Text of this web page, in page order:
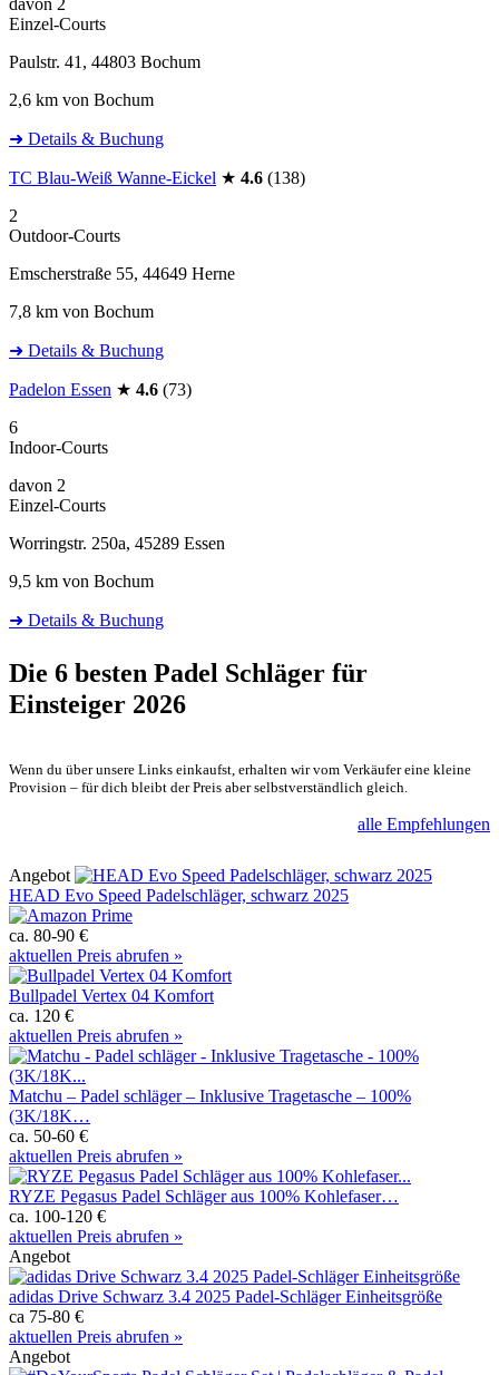
davon 2
Einzel-Courts
Paulstr. 41, 44803 Bochum
2,6 km von Bochum
➜ Details & Buchung
TC Blau-Weiß Wanne-Eickel ★ 4.6 (138)
2
Outdoor-Courts
Emscherstraße 55, 44649 Herne
7,8 km von Bochum
➜ Details & Buchung
Padelon Essen ★ 4.6 (73)
6
Indoor-Courts
davon 2
Einzel-Courts
Worringstr. 250a, 45289 Essen
9,5 km von Bochum
➜ Details & Buchung
Die 6 besten Padel Schläger für
Einsteiger 2026
Wenn du über unsere Links einkaufst, erhalten wir vom Verkäufer eine kleine
Provision – für dich bleibt der Preis aber selbstverständlich gleich.
alle Empfehlungen
Angebot
HEAD Evo Speed Padelschläger, schwarz 2025
ca. 80-90 €
aktuellen Preis abrufen »
Bullpadel Vertex 04 Komfort
ca. 120 €
aktuellen Preis abrufen »
Matchu – Padel schläger – Inklusive Tragetasche – 100%
(3K/18K…
ca. 50-60 €
aktuellen Preis abrufen »
RYZE Pegasus Padel Schläger aus 100% Kohlefaser…
ca. 100-120 €
aktuellen Preis abrufen »
Angebot
adidas Drive Schwarz 3.4 2025 Padel-Schläger Einheitsgröße
ca 75-80 €
aktuellen Preis abrufen »
Angebot